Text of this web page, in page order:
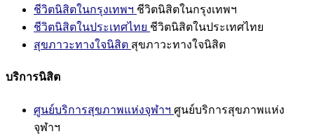
ชีวิตนิสิตในกรุงเทพฯ ชีวิตนิสิตในกรุงเทพฯ
ชีวิตนิสิตในประเทศไทย ชีวิตนิสิตในประเทศไทย
สุขภาวะทางใจนิสิต สุขภาวะทางใจนิสิต
บริการนิสิต
ศูนย์บริการสุขภาพแห่งจุฬาฯ ศูนย์บริการสุขภาพแห่ง
จุฬาฯ